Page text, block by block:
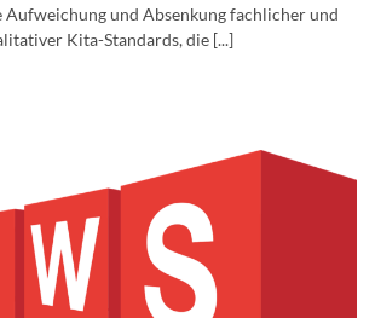
und Absenkung fachlicher und
Kita-Standards, die [...]